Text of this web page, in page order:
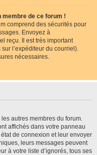
membre de ce forum !
comprend des sécurités pour
Envoyez à
reçu. Il est très important
l’expéditeur du courriel).
nécessaires.
autres membres du forum.
affichés dans votre panneau
de connexion et leur envoyer
leurs messages peuvent
à votre liste d’ignorés, tous ses